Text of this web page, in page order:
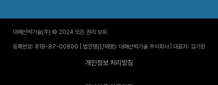
대해선박기술(주) © 2024 모든 권리 보유.
등록번호: 818-87-00800 | 법인명(단체명): 대해선박기술 주식회사 | 대표자: 김기원
개인정보 처리방침